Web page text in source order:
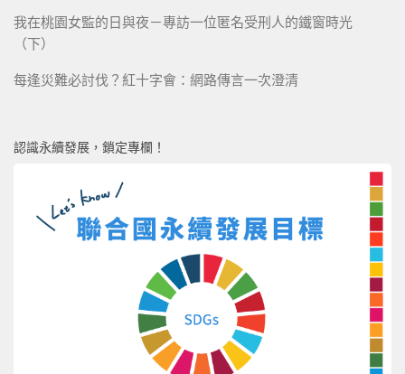
我在桃園女監的日與夜－專訪一位匿名受刑人的鐵窗時光
（下）
每逢災難必討伐？紅十字會：網路傳言一次澄清
認識永續發展，鎖定專欄！